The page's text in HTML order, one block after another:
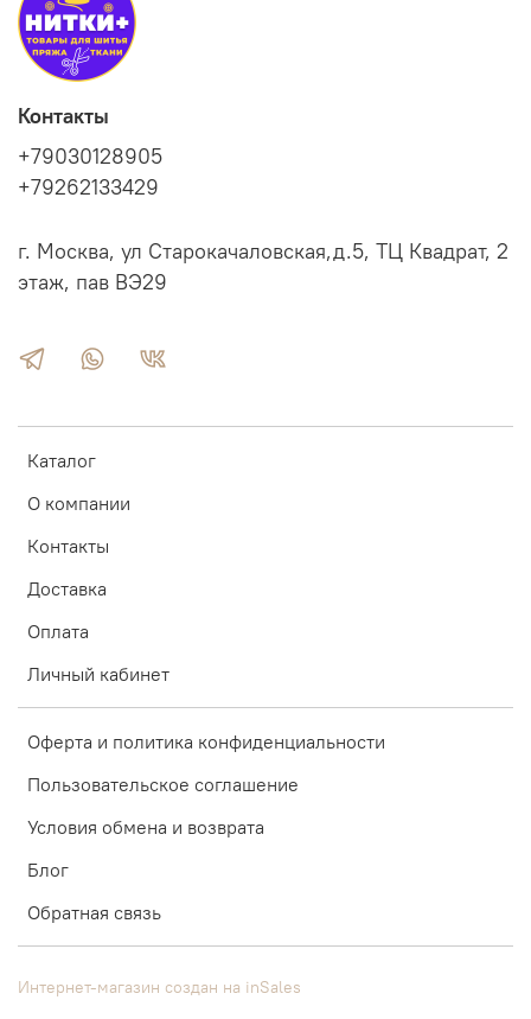
Каталог
О компании
Контакты
Доставка
Оплата
Личный кабинет
Оферта и политика конфиденциальности
Пользовательское соглашение
Условия обмена и возврата
Блог
Обратная связь
Контакты
+79030128905
+79262133429
г. Москва, ул Старокачаловская,д.5, ТЦ Квадрат, 2
этаж, пав ВЭ29
Интернет-магазин создан на inSales